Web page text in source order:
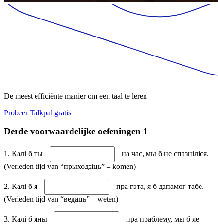
De meest efficiënte manier om een taal te leren
Probeer Talkpal gratis
Derde voorwaardelijke oefeningen 1
1. Калі б ты
на час, мы б не спазніліся.
(Verleden tijd van “прыходзіць” – komen)
2. Калі б я
пра гэта, я б дапамог табе.
(Verleden tijd van “ведаць” – weten)
3. Калі б яны
пра праблему, мы б яе